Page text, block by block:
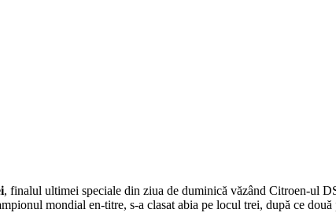
, finalul ultimei speciale din ziua de duminică văzând Citroen-ul
mondial en-titre, s-a clasat abia pe locul trei, după ce două